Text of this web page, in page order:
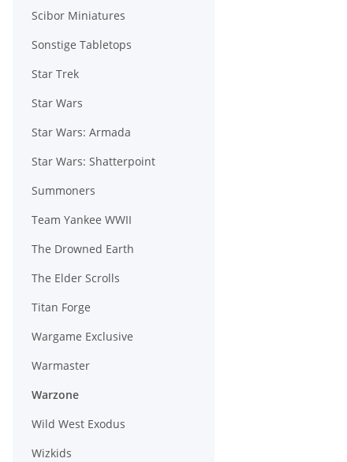
Scibor Miniatures
Sonstige Tabletops
Star Trek
Star Wars
Star Wars: Armada
Star Wars: Shatterpoint
Summoners
Team Yankee WWII
The Drowned Earth
The Elder Scrolls
Titan Forge
Wargame Exclusive
Warmaster
Warzone
Wild West Exodus
Wizkids